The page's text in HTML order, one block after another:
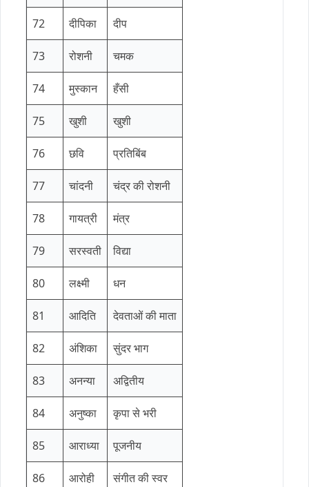
72 दीपिका दीप
73 रोशनी चमक
74 मुस्कान हँसी
75 खुशी खुशी
76 छवि प्रतिबिंब
77 चांदनी चंद्र की रोशनी
78 गायत्री मंत्र
79 सरस्वती विद्या
80 लक्ष्मी धन
81 आदिति देवताओं की माता
82 अंशिका सुंदर भाग
83 अनन्या अद्वितीय
84 अनुष्का कृपा से भरी
85 आराध्या पूजनीय
86 आरोही संगीत की स्वर